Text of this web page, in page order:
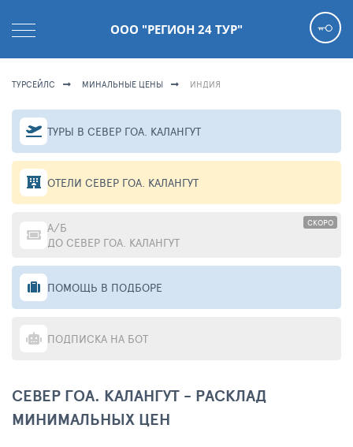
ООО "РЕГИОН 24 ТУР"
ТУРСЕЙЛС МИНАЛЬНЫЕ ЦЕНЫ ИНДИЯ
ТУРЫ В СЕВЕР ГОА. КАЛАНГУТ
ОТЕЛИ СЕВЕР ГОА. КАЛАНГУТ
СКОРО
А/Б
ДО СЕВЕР ГОА. КАЛАНГУТ
ПОМОЩЬ В ПОДБОРЕ
ПОДПИСКА НА БОТ
СЕВЕР ГОА. КАЛАНГУТ - РАСКЛАД
МИНИМАЛЬНЫХ ЦЕН